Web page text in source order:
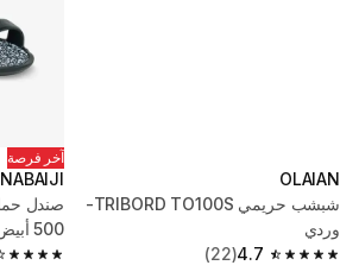
OLAIAN
شبشب حريمي TRIBORD TO100S-
وردي
4.7
4.7 out of 5 stars from 22 reviews
(22)
آخر فرصة
NABAIJI
500 أبيض/ أسود
4.6 out of 5 stars from 1144 reviews